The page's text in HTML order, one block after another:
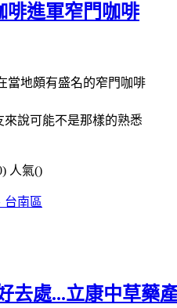
啡進軍窄門咖啡
當地頗有盛名的窄門咖啡
說可能不是那樣的熟悉
人氣()
台南區
去處...立康中草藥